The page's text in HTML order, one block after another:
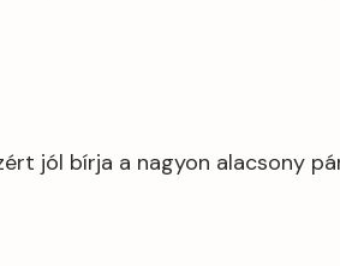
jól bírja a nagyon alacsony